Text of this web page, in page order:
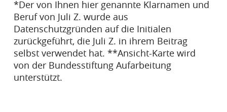
*Der von Ihnen hier genannte Klarnamen und
Beruf von Juli Z. wurde aus
Datenschutzgründen auf die Initialen
zurückgeführt, die Juli Z. in ihrem Beitrag
selbst verwendet hat. **Ansicht-Karte wird
von der Bundesstiftung Aufarbeitung
unterstützt.